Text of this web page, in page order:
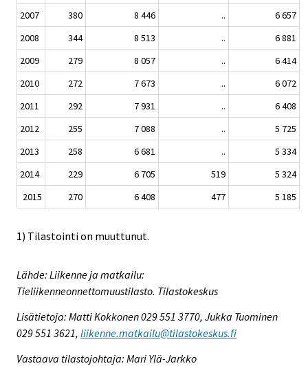
2007
380 8 446 ..
6 657
2008
344 8 513 ..
6 881
2009
279 8 057 ..
6 414
2010
272 7 673 ..
6 072
2011
292 7 931 ..
6 408
2012
255 7 088 ..
5 725
2013
258 6 681 ..
5 334
2014
229 6 705 519
5 324
2015
270 6 408 477 5 185
1) Tilastointi on muuttunut.
Lähde: Liikenne ja matkailu:
Tieliikenneonnettomuustilasto. Tilastokeskus
Lisätietoja: Matti Kokkonen 029 551 3770, Jukka Tuominen
029 551 3621, liikenne.matkailu@tilastokeskus.fi
Vastaava tilastojohtaja: Mari Ylä-Jarkko